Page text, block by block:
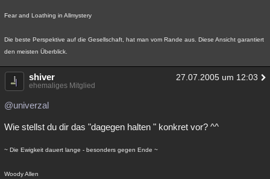
Fear and Loathing in Allmystery
Die beste Perspektive auf die Gesellschaft, hat man vom Rande aus. Diese Ansicht garantiert
den meisten Überblick.
shiver 27.07.2005 um 12:03
ehemaliges Mitglied
@univerzal
Wie stellst du dir das "dagegen halten " konkret vor? ^^
~ Die Ewigkeit dauert lange - besonders gegen Ende ~
Woody Allen